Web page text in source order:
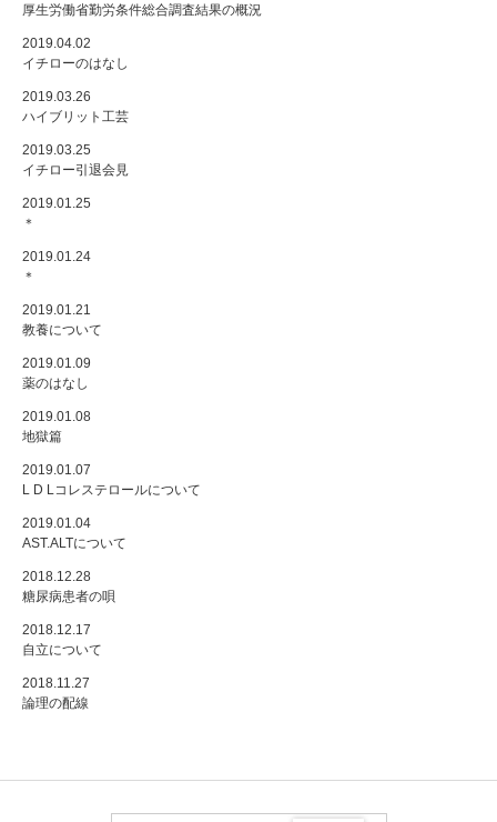
厚生労働省勤労条件総合調査結果の概況
2019.04.02
イチローのはなし
2019.03.26
ハイブリット工芸
2019.03.25
イチロー引退会見
2019.01.25
＊
2019.01.24
＊
2019.01.21
教養について
2019.01.09
薬のはなし
2019.01.08
地獄篇
2019.01.07
L D Lコレステロールについて
2019.01.04
AST.ALTについて
2018.12.28
糖尿病患者の唄
2018.12.17
自立について
2018.11.27
論理の配線